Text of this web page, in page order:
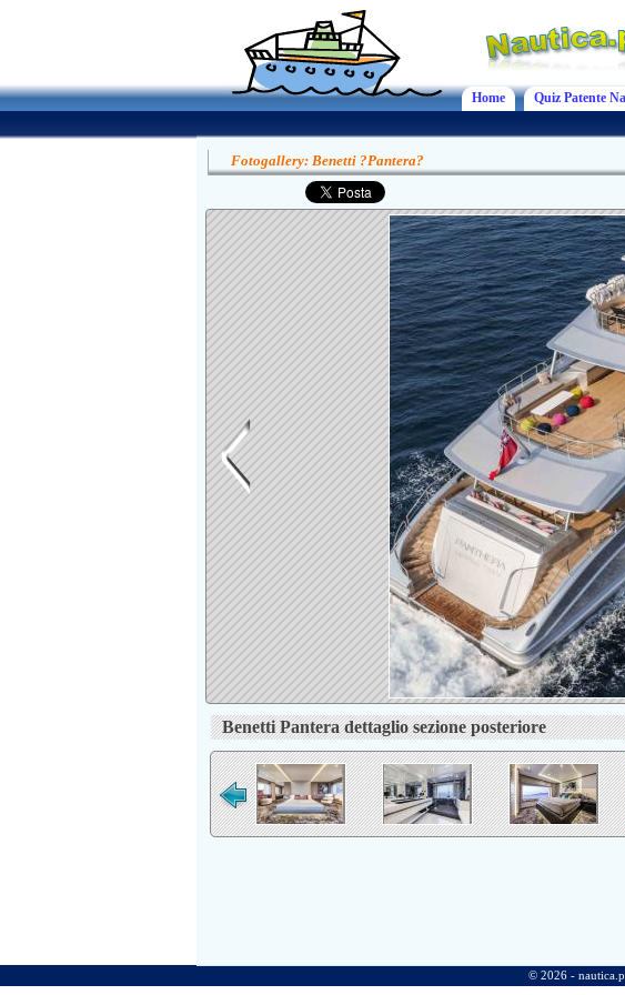
Home Quiz Patente
Fotogallery: Benetti ?Pantera?
Benetti Pantera dettaglio sezione posteriore
© 2026 -